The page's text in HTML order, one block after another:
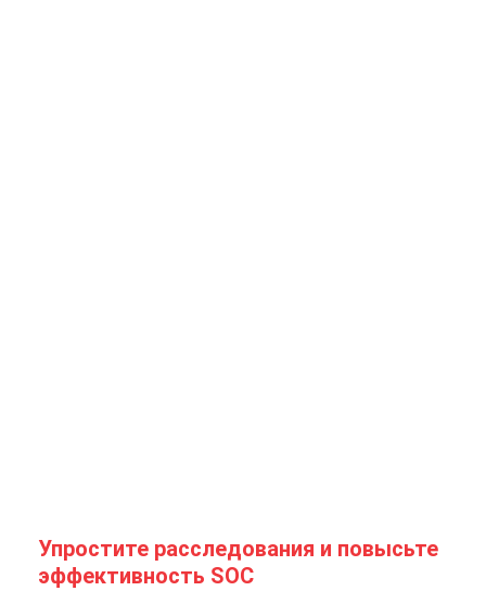
Упростите расследования и повысьте
эффективность SOC